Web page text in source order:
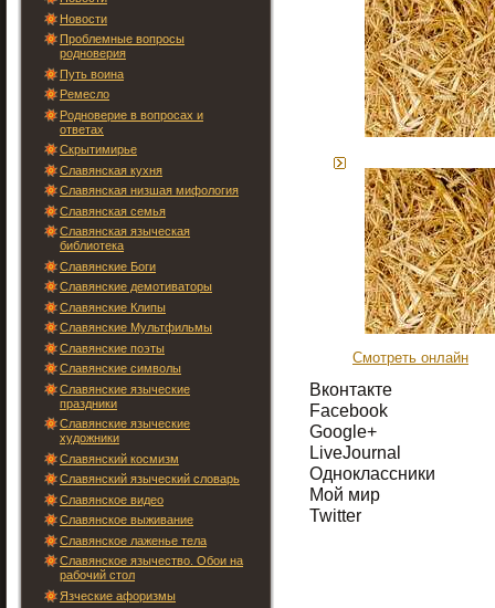
Новости
Проблемные вопросы
родноверия
Путь воина
Ремесло
Родноверие в вопросах и
ответах
Скрытимирье
Славянская кухня
Славянская низшая мифология
Славянская семья
Славянская языческая
библиотека
Славянские Боги
Славянские демотиваторы
Славянские Клипы
Славянские Мультфильмы
Славянские поэты
Славянские символы
Славянские языческие
праздники
Славянские языческие
художники
Славянский космизм
Славянский языческий словарь
Славянское видео
Славянское выживание
Славянское лаженье тела
Славянское язычество. Обои на
рабочий стол
Язческие афоризмы
Смотреть онлайн
Вконтакте
Facebook
Google+
LiveJournal
Одноклассники
Мой мир
Twitter